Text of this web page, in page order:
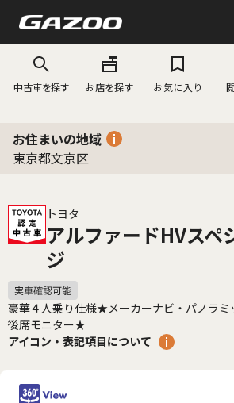
中古車を探す お店を探す お気に入り
お住まいの地域
東京都文京区
トヨタ
アルファードHVスペ
ジ
豪華４人乗り仕様★メーカーナビ・パノラミ
後席モニター★
アイコン・表記項目について